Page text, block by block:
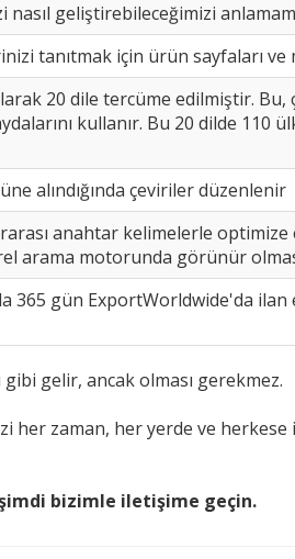
geliştirebileceğimizi
tanıtmak için ürün sayfaları
20 dile tercüme edilmiştir.
kullanır. Bu 20 dilde 110
alındığında çeviriler düzenlenir
anahtar kelimelerle
arama motorunda görünür
365 gün ExportWorldwide'da
gelir, ancak olması gerekmez.
zaman, her yerde ve
şimdi bizimle iletişime geçin.